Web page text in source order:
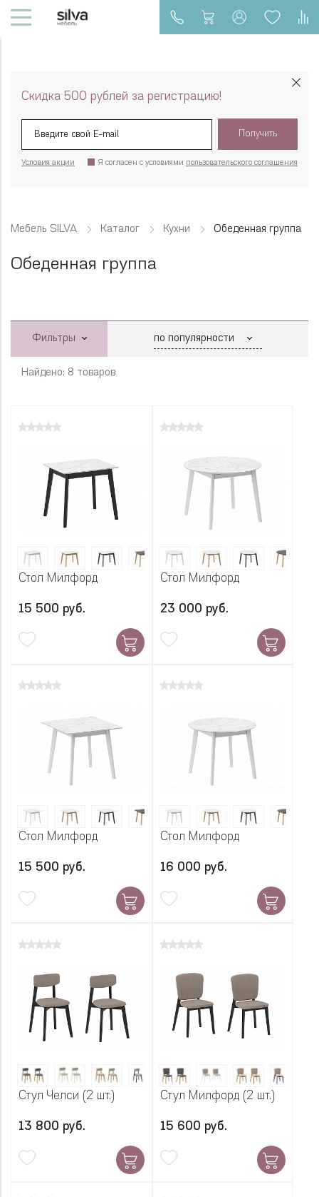
Скидка 500 рублей за регистрацию!
Получить
Я согласен с условиями пользовательского соглашения
Условия акции
Мебель SILVA Каталог Кухни Обеденная группа
Обеденная группа
Фильтры
Найдено: 8 товаров
Стол Милфорд
15 500 руб.
Стол Милфорд
23 000 руб.
Стол Милфорд
15 500 руб.
Стол Милфорд
16 000 руб.
Стул Челси (2 шт.)
13 800 руб.
Стул Милфорд (2 шт.)
15 600 руб.